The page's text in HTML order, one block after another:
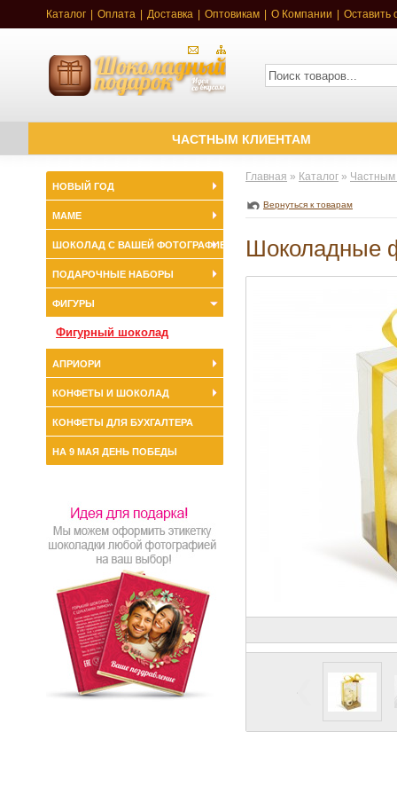
Каталог Оплата Доставка Оптовикам О Компании Оставить
ЧАСТНЫМ КЛИЕНТАМ
Главная » Каталог » Частным
Вернуться к товарам
Шоколадные
НОВЫЙ ГОД
МАМЕ
ШОКОЛАД С ВАШЕЙ ФОТОГРАФИЕЙ
ПОДАРОЧНЫЕ НАБОРЫ
ФИГУРЫ
Фигурный шоколад
АПРИОРИ
КОНФЕТЫ И ШОКОЛАД
КОНФЕТЫ ДЛЯ БУХГАЛТЕРА
НА 9 МАЯ ДЕНЬ ПОБЕДЫ